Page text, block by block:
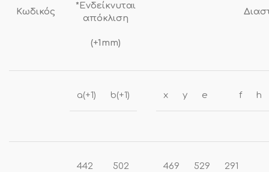
Κωδικός
*Ενδείκνυται
απόκλιση
(+1mm)
a(+1) b(+1) x y e f h
442 502 469 529 291